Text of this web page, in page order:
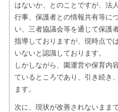
はないか、とのことですが、法
行事、保護者との情報共有等に
い、三者協議会等を通じて保護
指導しておりますが、現時点で
いないと認識しております。
しかしながら、園運営や保育内
ているところであり、引き続き
ます。
次に、現状が改善されないまま